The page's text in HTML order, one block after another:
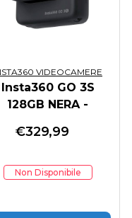
VIDEOCAMERE
Insta360 GO 3S
128GB NERA -
€329,99
Non Disponibile